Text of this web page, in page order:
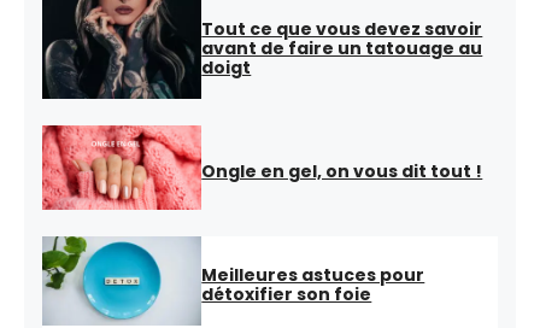
Tout ce que vous devez savoir
avant de faire un tatouage au
doigt
Ongle en gel, on vous dit tout !
Meilleures astuces pour
détoxifier son foie